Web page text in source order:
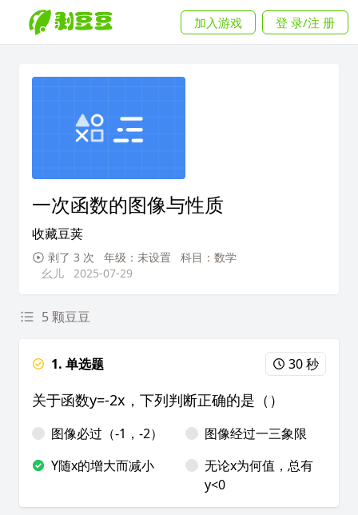
加入游戏 登 录/注 册
一次函数的图像与性质
收藏豆荚
剥了 3 次 年级：未设置
科目：数学
幺儿
2025-07-29
5 颗豆豆
1. 单选题 30 秒
关于函数y=-2x，下列判断正确的是（）
图像必过（-1，-2）
图像经过一三象限
Y随x的增大而减小
无论x为何值，总有
y<0